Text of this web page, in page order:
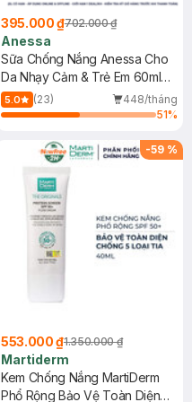
395.000 ₫702.000 ₫
Anessa
Sữa Chống Nắng Anessa Cho
Da Nhạy Cảm & Trẻ Em 60ml
(Mới)
5.0 (23)
448/tháng
51%
-59 %
553.000 ₫1.350.000 ₫
Martiderm
Kem Chống Nắng MartiDerm
Phổ Rộng Bảo Vệ Toàn Diện